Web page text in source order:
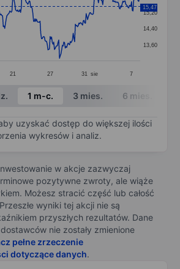
data points.
axis displaying categories.
Y axis displaying values. Data ranges
21 27 31 sie 7
13,60
14,40
15,20
15,47
chart.1 m-c. 3 mies. 6 mies.
uzyskać dostęp do większej ilości
wykresów i analiz.
w akcje zazwyczaj
pozytywne zwroty, ale wiąże
Możesz stracić część lub całość
wyniki tej akcji nie są
przyszłych rezultatów. Dane
nie zostały zmienione
pełne zrzeczenie
dotyczące danych.